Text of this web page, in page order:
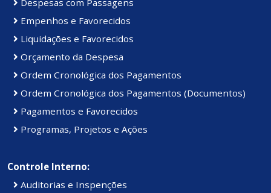
Despesas com Passagens
Empenhos e Favorecidos
Liquidações e Favorecidos
Orçamento da Despesa
Ordem Cronológica dos Pagamentos
Ordem Cronológica dos Pagamentos (Documentos)
Pagamentos e Favorecidos
Programas, Projetos e Ações
Controle Interno:
Auditorias e Inspenções